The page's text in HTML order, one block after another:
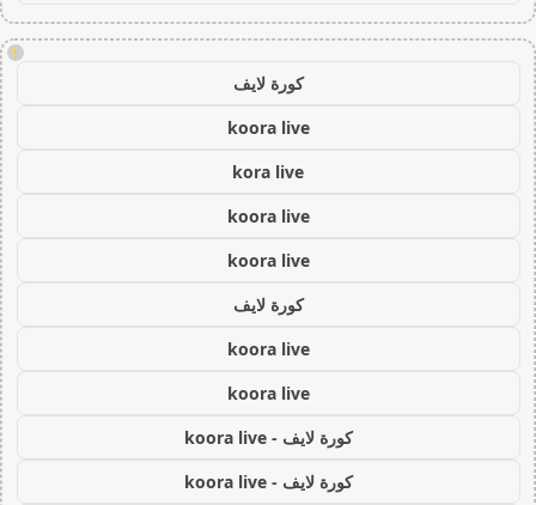
!
كورة لايف
koora live
kora live
koora live
koora live
كورة لايف
koora live
koora live
كورة لايف - koora live
كورة لايف - koora live